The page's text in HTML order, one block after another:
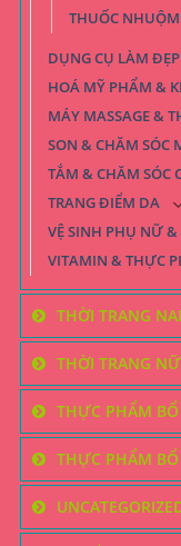
THUỐC NHUỘM
DỤNG CỤ LÀM ĐẸP
HOÁ MỸ PHẨM &
MÁY MASSAGE &
SON & CHĂM SÓC
TẮM & CHĂM SÓC
TRANG ĐIỂM DA
VỆ SINH PHỤ NỮ
VITAMIN & THỰC
THỜI TRANG
THỜI TRANG NỮ
THỰC PHẨM BỔ
THỰC PHẨM